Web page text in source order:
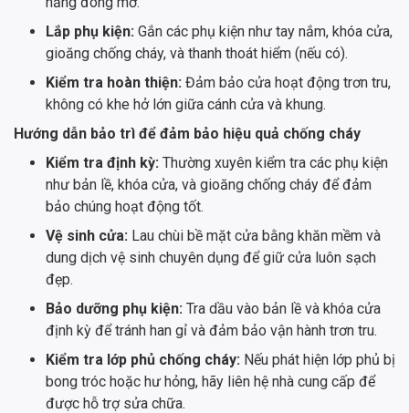
Lắp phụ kiện: Gắn các phụ kiện như tay nắm, khóa cửa,
gioăng chống cháy, và thanh thoát hiểm (nếu có).
Kiểm tra hoàn thiện: Đảm bảo cửa hoạt động trơn tru,
không có khe hở lớn giữa cánh cửa và khung.
Hướng dẫn bảo trì để đảm bảo hiệu quả chống cháy
Kiểm tra định kỳ: Thường xuyên kiểm tra các phụ kiện
như bản lề, khóa cửa, và gioăng chống cháy để đảm
bảo chúng hoạt động tốt.
Vệ sinh cửa: Lau chùi bề mặt cửa bằng khăn mềm và
dung dịch vệ sinh chuyên dụng để giữ cửa luôn sạch
đẹp.
Bảo dưỡng phụ kiện: Tra dầu vào bản lề và khóa cửa
định kỳ để tránh han gỉ và đảm bảo vận hành trơn tru.
Kiểm tra lớp phủ chống cháy: Nếu phát hiện lớp phủ bị
bong tróc hoặc hư hỏng, hãy liên hệ nhà cung cấp để
được hỗ trợ sửa chữa.